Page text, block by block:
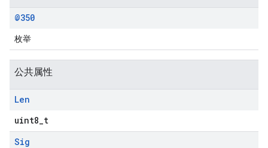
@350
枚举
公共属性
Len
uint8_t
Sig